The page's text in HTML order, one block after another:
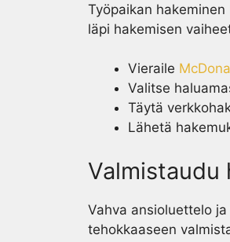
Työpaikan
läpi hakemisen
Vieraile
Valitse
Täytä
Lähetä
Valmistaudu
Vahva ansioluettelo
tehokkaaseen